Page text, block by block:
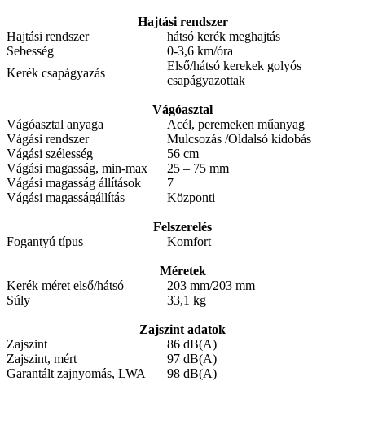
Hajtási rendszer
Hajtási rendszer
hátsó kerék meghajtás
Sebesség
0-3,6 km/óra
Kerék csapágyazás
Első/hátsó kerekek golyós
csapágyazottak
Vágóasztal
Vágóasztal anyaga
Acél, peremeken műanyag
Vágási rendszer
Mulcsozás /Oldalsó kidobás
Vágási szélesség
56 cm
Vágási magasság, min-max
25 – 75 mm
Vágási magasság állítások
7
Vágási magasságállítás
Központi
Felszerelés
Fogantyú típus
Komfort
Méretek
Kerék méret első/hátsó
203 mm/203 mm
Súly
33,1 kg
Zajszint adatok
Zajszint
86 dB(A)
Zajszint, mért
97 dB(A)
Garantált zajnyomás, LWA
98 dB(A)